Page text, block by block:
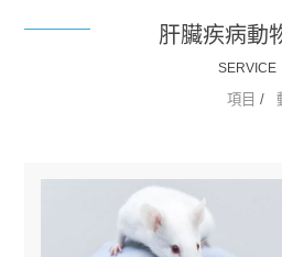
肝臟疾病動
SERVICE
項目